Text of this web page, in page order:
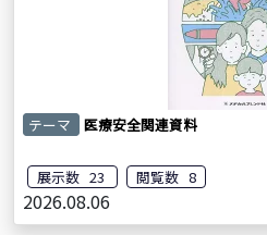
テーマ 医療安全関連資料
展示数 23 閲覧数 8
2026.08.06